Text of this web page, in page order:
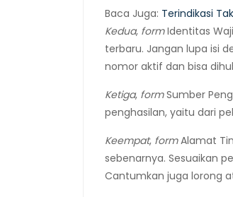
Baca Juga: Terindikasi
Kedua, formIdentitas
terbaru. Jangan lupa isi
nomor aktif dan bisa
Ketiga, formSumber
penghasilan, yaitu dari
Keempat, formAlamat
sebenarnya. Sesuaikan
Cantumkan juga lorong